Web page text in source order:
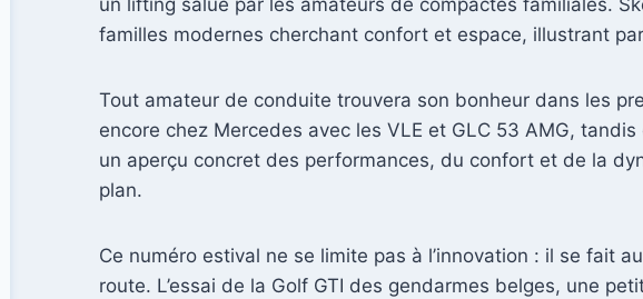
un lifting salué par les amateurs de compactes familiales.
familles modernes cherchant confort et espace, illustrant
Tout amateur de conduite trouvera son bonheur dans les
encore chez Mercedes avec les VLE et GLC 53 AMG,
un aperçu concret des performances, du confort et de la
plan.
Ce numéro estival ne se limite pas à l’innovation : il se fait
route. L’essai de la Golf GTI des gendarmes belges, une